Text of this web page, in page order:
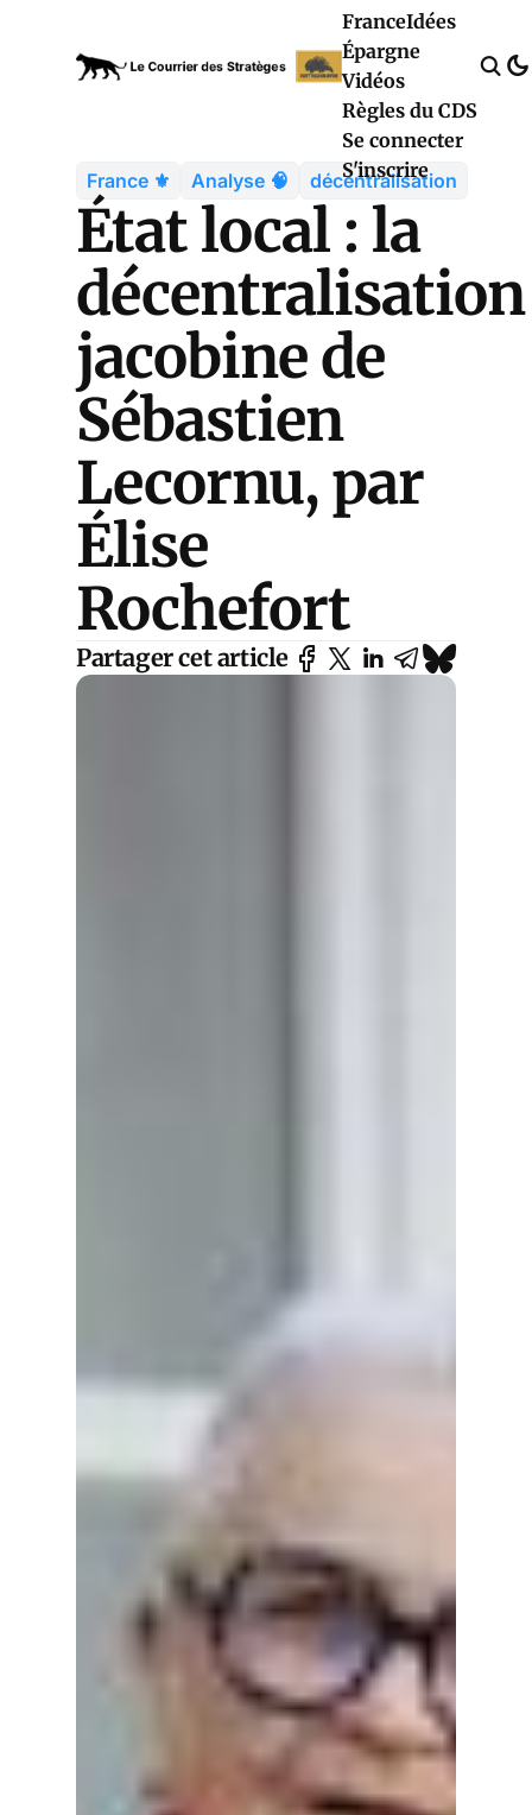
FranceIdées
Épargne
Vidéos
Règles du CDS
Se connecter
S'inscrire
France ⚜️ Analyse 🧠 décentralisation
État local : la
décentralisation
jacobine de
Sébastien
Lecornu, par
Élise
Rochefort
Partager cet article